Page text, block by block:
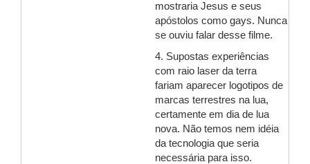
mostraria Jesus e seus
apóstolos como gays. Nunca
se ouviu falar desse filme.
4. Supostas experiências
com raio laser da terra
fariam aparecer logotipos de
marcas terrestres na lua,
certamente em dia de lua
nova. Não temos nem idéia
da tecnologia que seria
necessária para isso.